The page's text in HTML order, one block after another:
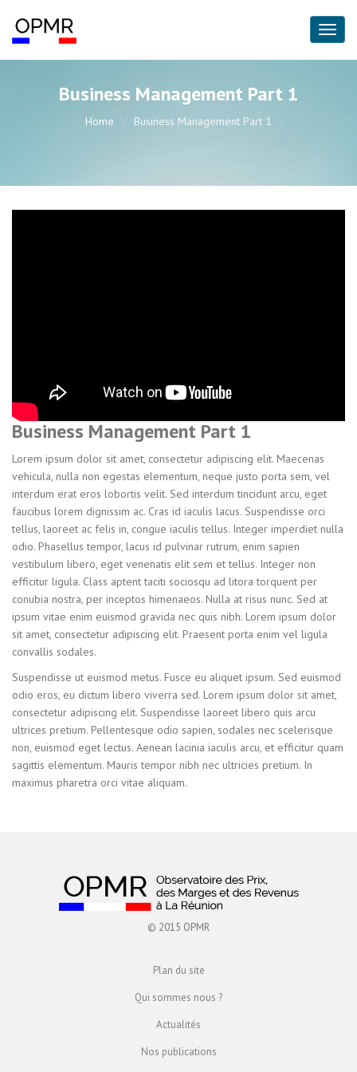
Business Management Part 1
Home Business Management Part 1
Business Management Part 1
Lorem ipsum dolor sit amet, consectetur adipiscing elit. Maecenas
vehicula, nulla non egestas elementum, neque justo porta sem, vel
interdum erat eros lobortis velit. Sed interdum tincidunt arcu, eget
faucibus lorem dignissim ac. Cras id iaculis lacus. Suspendisse orci
tellus, laoreet ac felis in, congue iaculis tellus. Integer imperdiet nulla
odio. Phasellus tempor, lacus id pulvinar rutrum, enim sapien
vestibulum libero, eget venenatis elit sem et tellus. Integer non
efficitur ligula. Class aptent taciti sociosqu ad litora torquent per
conubia nostra, per inceptos himenaeos. Nulla at risus nunc. Sed at
ipsum vitae enim euismod gravida nec quis nibh. Lorem ipsum dolor
sit amet, consectetur adipiscing elit. Praesent porta enim vel ligula
convallis sodales.
Suspendisse ut euismod metus. Fusce eu aliquet ipsum. Sed euismod
odio eros, eu dictum libero viverra sed. Lorem ipsum dolor sit amet,
consectetur adipiscing elit. Suspendisse laoreet libero quis arcu
ultrices pretium. Pellentesque odio sapien, sodales nec scelerisque
non, euismod eget lectus. Aenean lacinia iaculis arcu, et efficitur quam
sagittis elementum. Mauris tempor nibh nec ultricies pretium. In
maximus pharetra orci vitae aliquam.
© 2015 OPMR
Plan du site
Qui sommes nous ?
Actualités
Nos publications